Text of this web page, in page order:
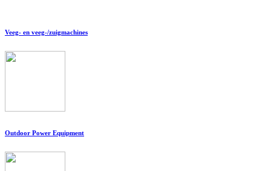
Veeg- en veeg-/zuigmachines
Outdoor Power Equipment